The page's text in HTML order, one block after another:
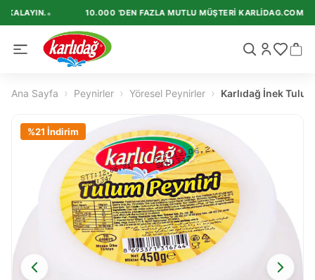
• 10.000 'DEN FAZLA MUTLU MÜŞTERI
Ana Sayfa › Peynirler › Yöresel Peynirler › Karlıdağ İnek
%21 İndirim